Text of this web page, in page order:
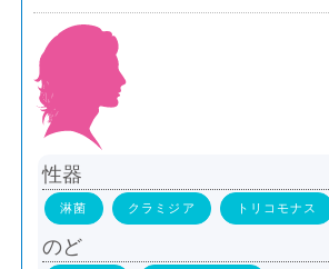
性器
淋菌 クラミジア トリコモナス
のど